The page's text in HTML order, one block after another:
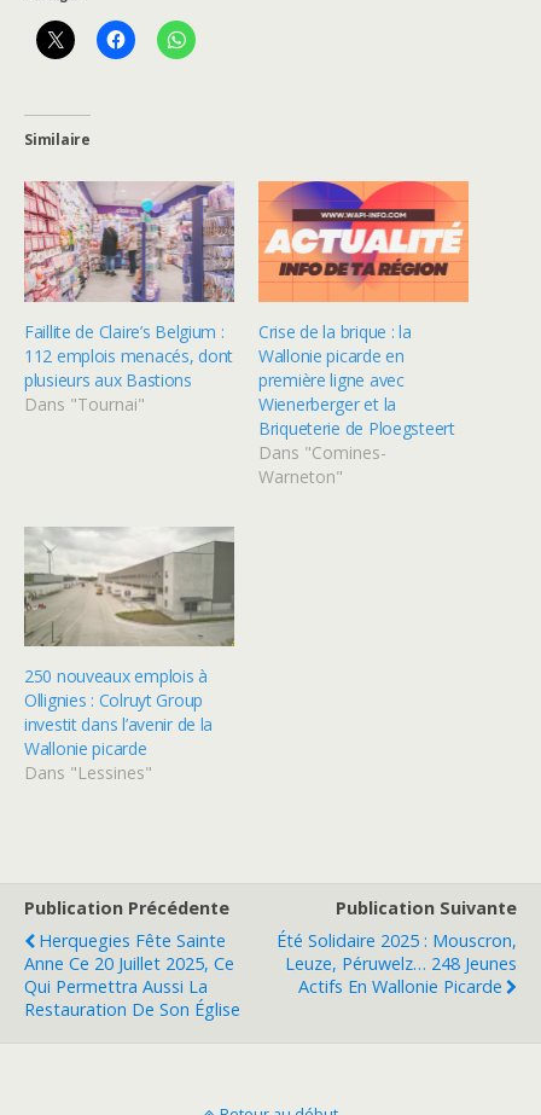
Similaire
Faillite de Claire’s Belgium :
112 emplois menacés, dont
plusieurs aux Bastions
Dans "Tournai"
Crise de la brique : la
Wallonie picarde en
première ligne avec
Wienerberger et la
Briqueterie de Ploegsteert
Dans "Comines-
Warneton"
250 nouveaux emplois à
Ollignies : Colruyt Group
investit dans l’avenir de la
Wallonie picarde
Dans "Lessines"
Publication Précédente
Herquegies Fête Sainte
Anne Ce 20 Juillet 2025, Ce
Qui Permettra Aussi La
Restauration De Son Église
Publication Suivante
Été Solidaire 2025 : Mouscron,
Leuze, Péruwelz… 248 Jeunes
Actifs En Wallonie Picarde